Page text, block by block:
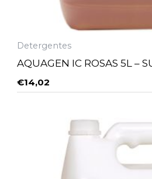
Detergentes
AQUAGEN IC ROSAS 5L –
€14,02